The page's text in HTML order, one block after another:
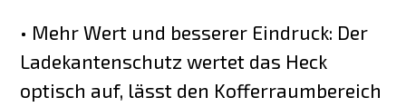
• Mehr Wert und besserer Eindruck: Der
Ladekantenschutz wertet das Heck
optisch auf, lässt den Kofferraumbereich